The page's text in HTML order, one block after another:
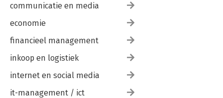
communicatie en media
economie
financieel management
inkoop en logistiek
internet en social media
it-management / ict